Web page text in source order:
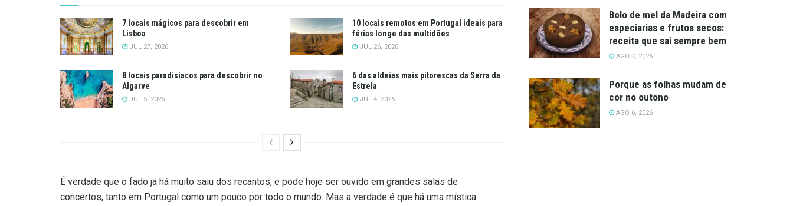
7 locais mágicos para descobrir em
Lisboa
JUL 27, 2026
10 locais remotos em Portugal ideais para
férias longe das multidões
JUL 26, 2026
8 locais paradisíacos para descobrir no
Algarve
JUL 5, 2026
6 das aldeias mais pitorescas da Serra da
Estrela
JUL 4, 2026
É verdade que o fado já há muito saiu dos recantos, e pode hoje ser ouvido em grandes salas de
concertos, tanto em Portugal como um pouco por todo o mundo. Mas a verdade é que há uma mística
Bolo de mel da Madeira com
especiarias e frutos secos:
receita que sai sempre bem
AGO 7, 2026
Porque as folhas mudam de
cor no outono
AGO 6, 2026